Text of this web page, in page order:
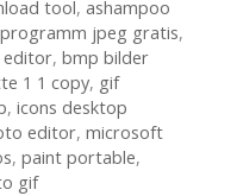
tool, ashampoo
jpeg gratis,
, bmp bilder
1 1 copy, gif
, icons desktop
editor, microsoft
, paint portable,
gif